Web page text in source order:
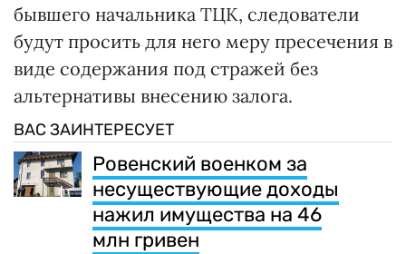
бывшего начальника ТЦК, следователи
будут просить для него меру пресечения в
виде содержания под стражей без
альтернативы внесению залога.
ВАС ЗАИНТЕРЕСУЕТ
Ровенский военком за
несуществующие доходы
нажил имущества на 46
млн гривен